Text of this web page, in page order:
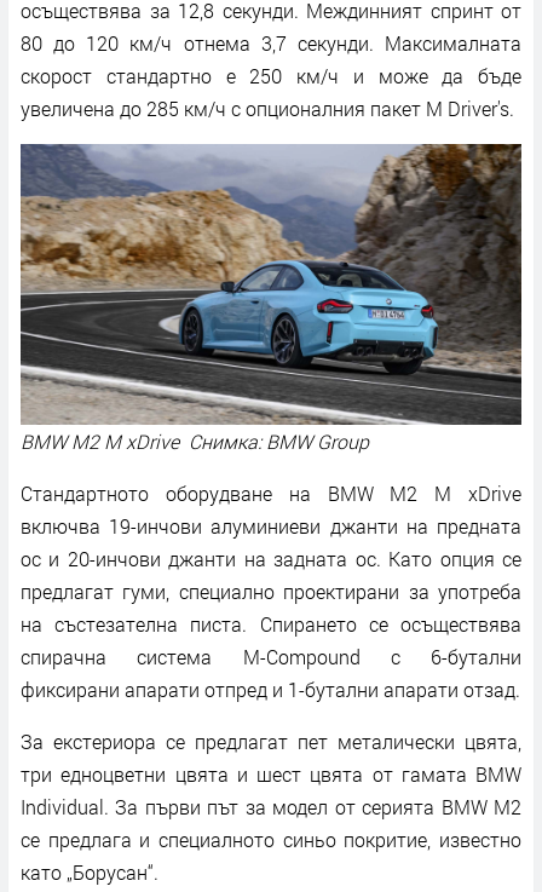
осъществява за 12,8 секунди. Междинният спринт от
80 до 120 км/ч отнема 3,7 секунди. Максималната
скорост стандартно е 250 км/ч и може да бъде
увеличена до 285 км/ч с опционалния пакет M Driver's.
BMW M2 M xDrive Снимка: BMW Group
Стандартното оборудване на BMW M2 M xDrive
включва 19-инчови алуминиеви джанти на предната
ос и 20-инчови джанти на задната ос. Като опция се
предлагат гуми, специално проектирани за употреба
на състезателна писта. Спирането се осъществява
спирачна система M-Compound с 6-бутални
фиксирани апарати отпред и 1-бутални апарати отзад.
За екстериора се предлагат пет металически цвята,
три едноцветни цвята и шест цвята от гамата BMW
Individual. За първи път за модел от серията BMW M2
се предлага и специалното синьо покритие, известно
като „Борусан“.